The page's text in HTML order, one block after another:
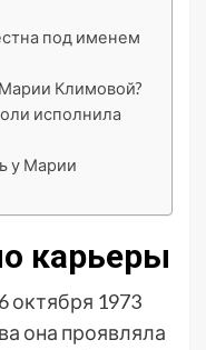
под именем
Климовой?
исполнила
у Марии
карьеры
октября 1973
она проявляла